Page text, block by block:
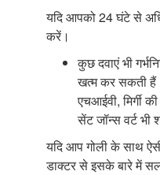
यदि आपको 24 घंटे से
करें।
कुछ दवाएं भी
खत्म कर सकती
एचआईवी, मिर्गी
सेंट जॉन्स वर्ट भी
यदि आप गोली के साथ
डाक्टर से इसके बारे में